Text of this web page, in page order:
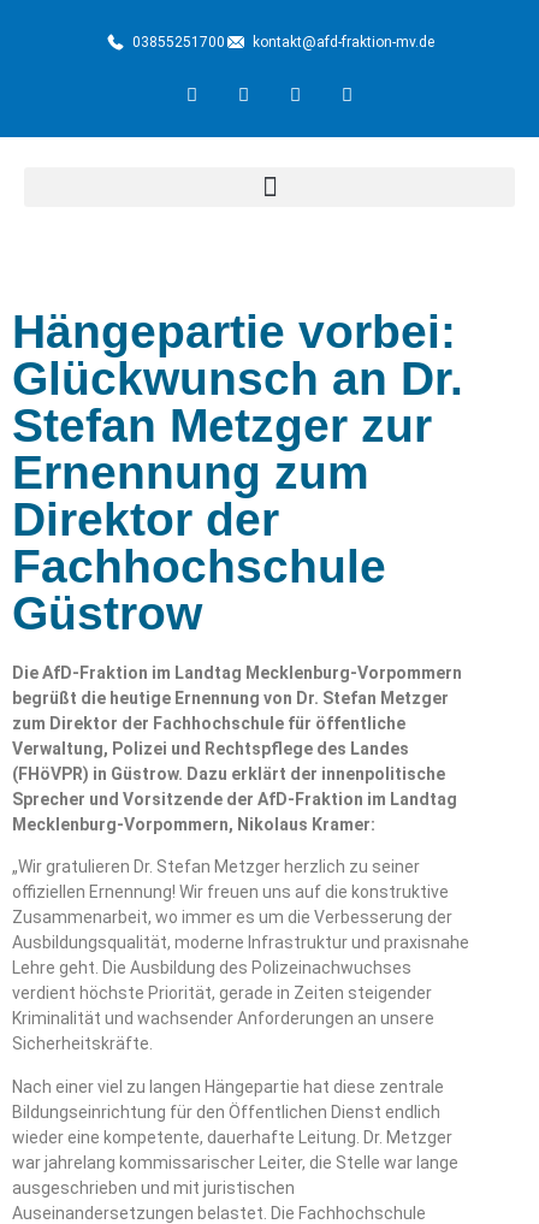
03855251700 kontakt@afd-fraktion-mv.de
Hängepartie vorbei:
Glückwunsch an Dr.
Stefan Metzger zur
Ernennung zum
Direktor der
Fachhochschule
Güstrow
Die AfD-Fraktion im Landtag Mecklenburg-Vorpommern
begrüßt die heutige Ernennung von Dr. Stefan Metzger
zum Direktor der Fachhochschule für öffentliche
Verwaltung, Polizei und Rechtspflege des Landes
(FHöVPR) in Güstrow. Dazu erklärt der innenpolitische
Sprecher und Vorsitzende der AfD-Fraktion im Landtag
Mecklenburg-Vorpommern, Nikolaus Kramer:
„Wir gratulieren Dr. Stefan Metzger herzlich zu seiner
offiziellen Ernennung! Wir freuen uns auf die konstruktive
Zusammenarbeit, wo immer es um die Verbesserung der
Ausbildungsqualität, moderne Infrastruktur und praxisnahe
Lehre geht. Die Ausbildung des Polizeinachwuchses
verdient höchste Priorität, gerade in Zeiten steigender
Kriminalität und wachsender Anforderungen an unsere
Sicherheitskräfte.
Nach einer viel zu langen Hängepartie hat diese zentrale
Bildungseinrichtung für den Öffentlichen Dienst endlich
wieder eine kompetente, dauerhafte Leitung. Dr. Metzger
war jahrelang kommissarischer Leiter, die Stelle war lange
ausgeschrieben und mit juristischen
Auseinandersetzungen belastet. Die Fachhochschule